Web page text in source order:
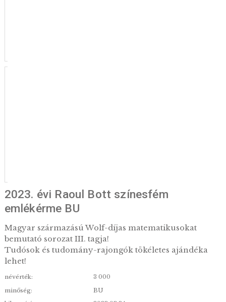
2023. évi Raoul Bott színesfém
emlékérme BU
Magyar származású Wolf-díjas matematikusokat